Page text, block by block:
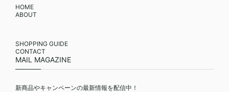
HOME
ABOUT
SHOPPING GUIDE
CONTACT
MAIL MAGAZINE
新商品やキャンペーンの最新情報を配信中！